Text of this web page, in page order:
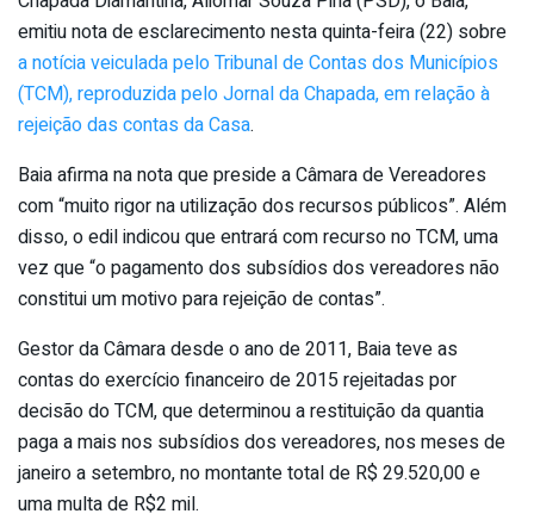
emitiu nota de esclarecimento nesta quinta-feira (22) sobre
a notícia veiculada pelo Tribunal de Contas dos Municípios
(TCM), reproduzida pelo Jornal da Chapada, em relação à
rejeição das contas da Casa.
Baia afirma na nota que preside a Câmara de Vereadores
com “muito rigor na utilização dos recursos públicos”. Além
disso, o edil indicou que entrará com recurso no TCM, uma
vez que “o pagamento dos subsídios dos vereadores não
constitui um motivo para rejeição de contas”.
Gestor da Câmara desde o ano de 2011, Baia teve as
contas do exercício financeiro de 2015 rejeitadas por
decisão do TCM, que determinou a restituição da quantia
paga a mais nos subsídios dos vereadores, nos meses de
janeiro a setembro, no montante total de R$ 29.520,00 e
uma multa de R$2 mil.